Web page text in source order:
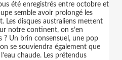
été enregistrés entre octobre et
semble avoir prolongé les
Les disques australiens mettent
notre continent, on s’en
Un brin consensuel, une pop
se souviendra également que
chaude. Les prétendus